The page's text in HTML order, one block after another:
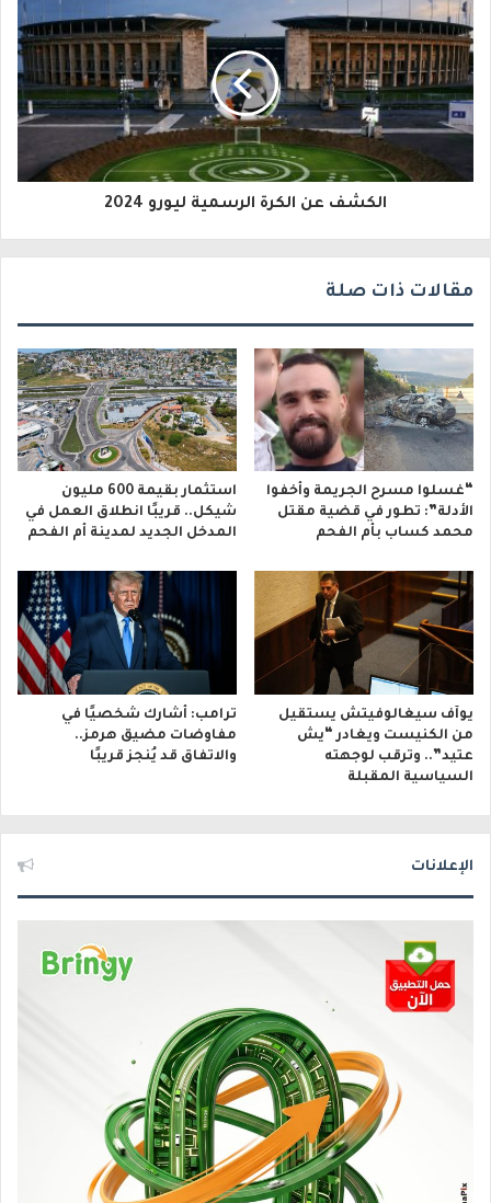
ل
ك
ت
ر
و
الكشف عن الكرة الرسمية ليورو 2024
مقالات ذات صلة
“غسلوا مسرح الجريمة وأخفوا
الأدلة”: تطور في قضية مقتل
محمد كساب بأم الفحم
استثمار بقيمة 600 مليون
شيكل.. قريبًا انطلاق العمل في
المدخل الجديد لمدينة أم الفحم
يوآف سيغالوفيتش يستقيل
من الكنيست ويغادر “يش
عتيد”.. وترقب لوجهته
السياسية المقبلة
ترامب: أشارك شخصيًا في
مفاوضات مضيق هرمز..
والاتفاق قد يُنجز قريبًا
الإعلانات